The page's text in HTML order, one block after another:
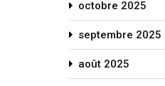
octobre 2025
septembre 2025
août 2025